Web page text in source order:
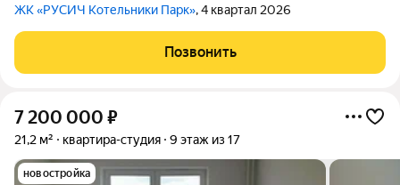
ЖК «РУСИЧ Котельники Парк», 4 квартал 2026
Позвонить
7 200 000 ₽
21,2 м² квартира-студия 9 этаж из 17
новостройка